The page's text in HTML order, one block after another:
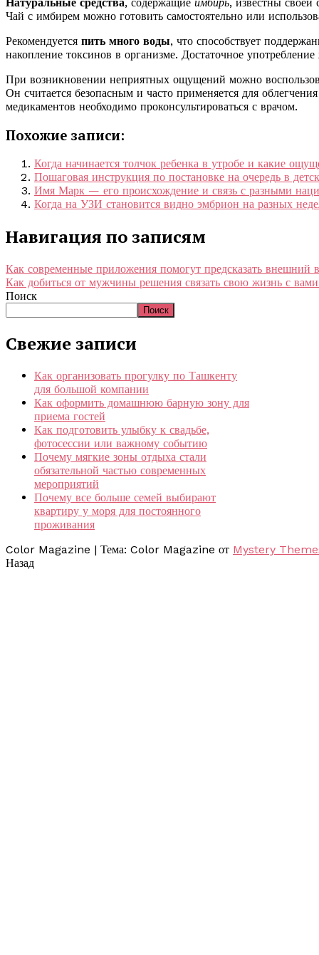
Чай с имбирем можно готовить самостоятельно или
Рекомендуется пить много воды, что способствует
накопление токсинов в организме. Достаточное
При возникновении неприятных ощущений можно
Он считается безопасным и часто применяется для
медикаментов необходимо проконсультироваться с врачом.
Похожие записи:
Когда начинается толчок ребенка в утробе и какие
Пошаговая инструкция по постановке на очередь в
Имя Марк — его происхождение и связь с разными
Когда на УЗИ становится видно эмбрион на разных
Навигация по записям
Как современные приложения помогут предсказать внешний
Как добиться от мужчины решения связать свою жизнь с
Поиск
Поиск
Свежие записи
Как организовать прогулку по Ташкенту
для большой компании
Как оформить домашнюю барную зону для
приема гостей
Как подготовить улыбку к свадьбе,
фотосессии или важному событию
Почему мягкие зоны отдыха стали
обязательной частью современных
мероприятий
Почему все больше семей выбирают
квартиру у моря для постоянного
проживания
Color Magazine | Тема: Color Magazine от Mystery
Назад